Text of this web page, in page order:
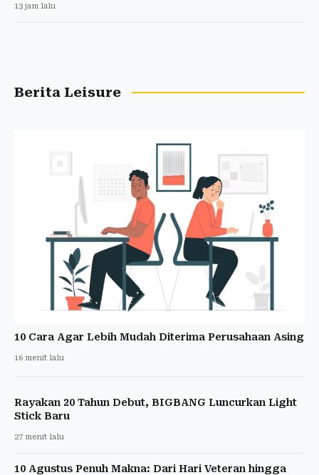
13 jam lalu
Berita Leisure
10 Cara Agar Lebih Mudah Diterima Perusahaan Asing
16 menit lalu
Rayakan 20 Tahun Debut, BIGBANG Luncurkan Light
Stick Baru
27 menit lalu
10 Agustus Penuh Makna: Dari Hari Veteran hingga